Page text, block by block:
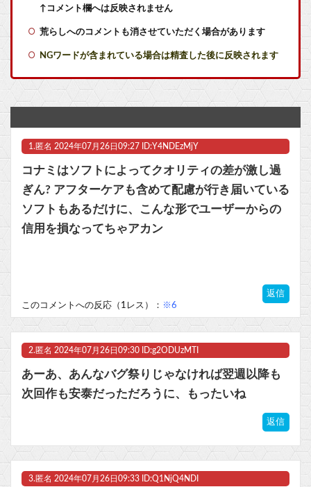
クロノトリガーのラスボス、誰も覚えていない説
【画像】手塚の必殺技、卑怯すぎるｗｗ
【パシフィック・リム】MODEROID「ジプシー・デンジャー」プラモデル【10日予約開始】他
まんがタイムきらら2026年9月号が発売、「好都合セミフレンド」は次回で最終回に
『クローバー』全巻「99円」セール！全43巻「22,704円」→「4,257円」！実写ドラマ化もされたチャンピオンが誇る名作ヤンキー漫画！『ドロップOG』も全26巻すべて「99円」他
ビットコイン再び1600万円へ。ドル円は147円に
Powered by livedoor 相互RSS
↑コメント欄へは反映されません
荒らしへのコメントも消させていただく場合があります
NGワードが含まれている場合は精査した後に反映されます
1. 匿名 2024年07月26日09:27 ID:Y4NDEzMjY
コナミはソフトによってクオリティの差が激し過
ぎん? アフターケアも含めて配慮が行き届いている
ソフトもあるだけに、こんな形でユーザーからの
信用を損なってちゃアカン
返信
このコメントへの反応（1レス）： ※6
2. 匿名 2024年07月26日09:30 ID:g2ODUzMTI
あーあ、あんなバグ祭りじゃなければ翌週以降も
次回作も安泰だっただろうに、もったいね
返信
3. 匿名 2024年07月26日09:33 ID:Q1NjQ4NDI